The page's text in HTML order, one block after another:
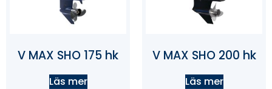
V MAX SHO 175 hk
Läs mer
V MAX SHO 200 hk
Läs mer